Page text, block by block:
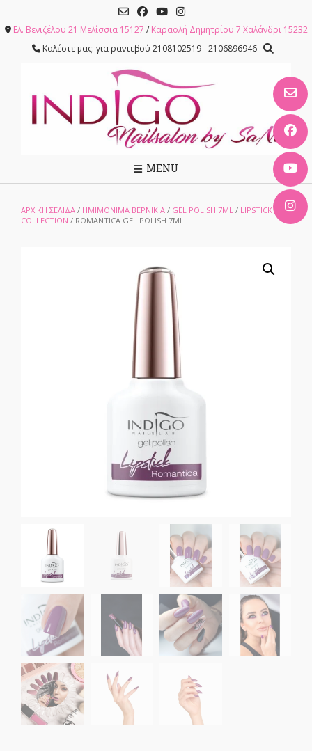
content
Ελ. Βενιζέλου 21 Μελίσσια 15127 / Καραολή Δημητρίου 7 Χαλάνδρι 15232
Καλέστε μας: για ραντεβού 2108102519 - 2106896946
MENU
ΑΡΧΙΚΉ ΣΕΛΊΔΑ / ΗΜΙΜΟΝΙΜΑ ΒΕΡΝΙΚΙΑ / GEL POLISH 7ML / LIPSTICK
COLLECTION / ROMANTICA GEL POLISH 7ML